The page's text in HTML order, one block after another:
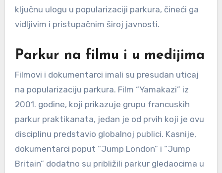
ključnu ulogu u popularizaciji parkura, čineći ga
vidljivim i pristupačnim široj javnosti.
Parkur na filmu i u medijima
Filmovi i dokumentarci imali su presudan uticaj
na popularizaciju parkura. Film “Yamakazi” iz
2001. godine, koji prikazuje grupu francuskih
parkur praktikanata, jedan je od prvih koji je ovu
disciplinu predstavio globalnoj publici. Kasnije,
dokumentarci poput “Jump London” i “Jump
Britain” dodatno su približili parkur gledaocima u